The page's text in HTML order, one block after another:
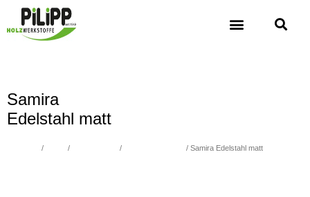
Samira
Edelstahl matt
/ / / / Samira Edelstahl matt